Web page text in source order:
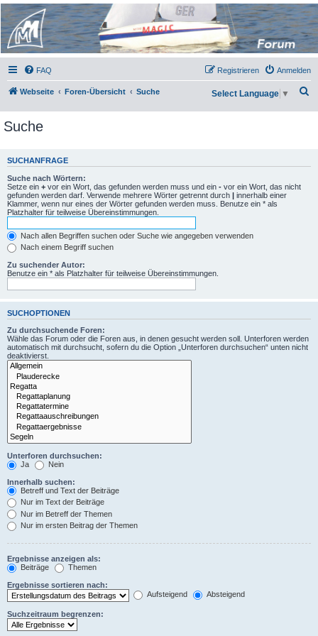
Micro Magic Forum
Deutschland
FAQ Anmelden
Registrieren
Webseite Foren-Übersicht Suche Select Language ▼
Suche
SUCHANFRAGE
Suche nach Wörtern:
Setze ein + vor ein Wort, das gefunden werden muss und ein - vor ein Wort, das nicht
gefunden werden darf. Verwende mehrere Wörter getrennt durch | innerhalb einer
Klammer, wenn nur eines der Wörter gefunden werden muss. Benutze ein * als
Platzhalter für teilweise Übereinstimmungen.
Nach allen Begriffen suchen oder Suche wie angegeben verwenden
Nach einem Begriff suchen
Zu suchender Autor:
Benutze ein * als Platzhalter für teilweise Übereinstimmungen.
SUCHOPTIONEN
Zu durchsuchende Foren:
Wähle das Forum oder die Foren aus, in denen gesucht werden soll. Unterforen werden
automatisch mit durchsucht, sofern du die Option „Unterforen durchsuchen“ unten nicht
deaktivierst.
Unterforen durchsuchen:
Ja
Nein
Innerhalb suchen:
Betreff und Text der Beiträge
Nur im Text der Beiträge
Nur im Betreff der Themen
Nur im ersten Beitrag der Themen
Ergebnisse anzeigen als:
Beiträge
Themen
Ergebnisse sortieren nach:
Aufsteigend
Absteigend
Suchzeitraum begrenzen: